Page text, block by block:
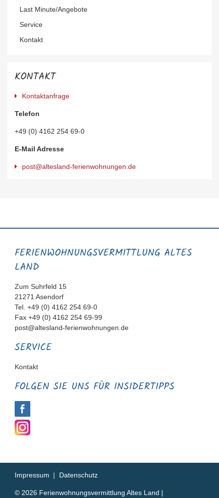
Last Minute/Angebote
Service
Kontakt
KONTAKT
Kontaktanfrage
Telefon
+49 (0) 4162 254 69-0
E-Mail Adresse
post@altesland-ferienwohnungen.de
FERIENWOHNUNGS­VERMITTLUNG ALTES
LAND
Zum Suhrfeld 15
21271 Asendorf
Tel. +49 (0) 4162 254 69-0
Fax +49 (0) 4162 254 69-99
post@altesland-ferienwohnungen.de
SERVICE
Navigation
Kontakt
FOLGEN SIE UNS FÜR INSIDERTIPPS
Navigation
Impressum Datenschutz
© 2026 Ferienwohnungsvermittlung Altes Land |